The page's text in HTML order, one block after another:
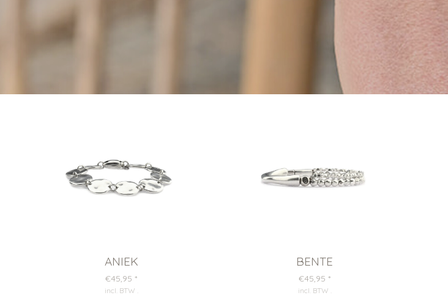
ANIEK
€45,95 *
incl. BTW
BENTE
€45,95 *
incl. BTW